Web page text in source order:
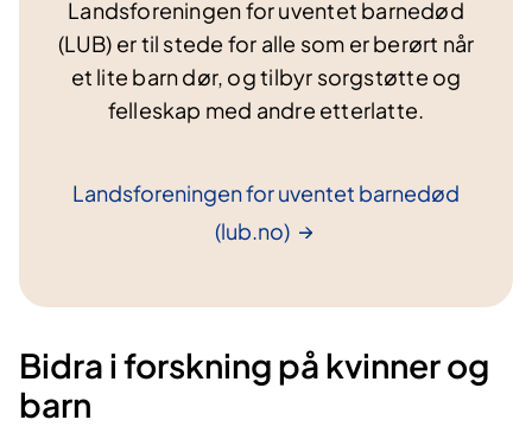
Landsforeningen for uventet barnedød
(LUB) er til stede for alle som er berørt når
et lite barn dør, og tilbyr sorgstøtte og
felleskap med andre etterlatte.
Landsforeningen for uventet barnedød
(lub.no)
Bidra i forskning på kvinner og
barn